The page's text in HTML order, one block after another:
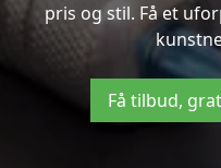
pris og stil. Få et
Få tilbud,